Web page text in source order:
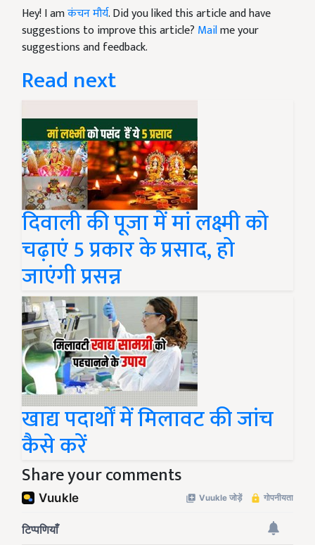
Hey! I amकंचन मौर्य. Did you liked this article and have
suggestions to improve this article? Mailme your
suggestions and feedback.
Read next
दिवाली की पूजा में मां लक्ष्मी को
चढ़ाएं 5 प्रकार के प्रसाद, हो
जाएंगी प्रसन्न
खाद्य पदार्थों में मिलावट की जांच
कैसे करें
Share your comments